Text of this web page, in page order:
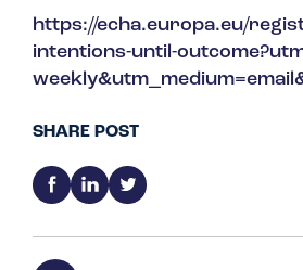
https://echa.europa.eu/
intentions-until-
SHARE POST